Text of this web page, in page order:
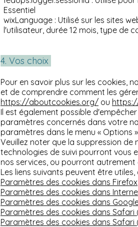
Essentiel
wixLanguage : Utilisé sur les sites
l'utilisateur, durée 12 mois, type de
4. Vos choix
Pour en savoir plus sur les cookies,
et de comprendre comment les
https://aboutcookies.org/ ou
Il est également possible
paramètres concernés dans votre
paramètres dans le menu « Options »
Veuillez noter que la suppression
technologies de suivi pourront vous
nos services, ou pourront
Les liens suivants peuvent être
Paramètres des cookies dans Firefox
Paramètres des cookies dans
Paramètres des cookies dans
Paramètres des cookies dans Safari
Paramètres des cookies dans Safari